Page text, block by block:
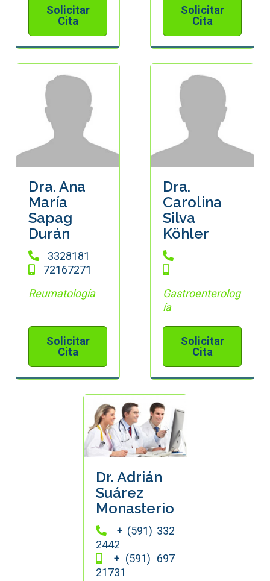
Solicitar
Cita
Solicitar
Cita
Dra. Ana
María
Sapag
Durán
3328181
72167271
Reumatología
Solicitar
Cita
Dra.
Carolina
Silva
Köhler
Gastroenterolog
ía
Solicitar
Cita
Dr. Adrián
Suárez
Monasterio
+ (591) 332
2442
+ (591) 697
21731